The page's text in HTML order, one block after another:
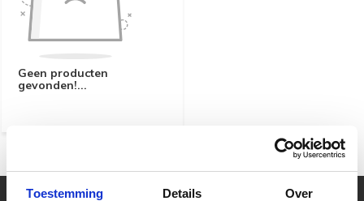
Toestemming Details Over
Geen producten
gevonden!...